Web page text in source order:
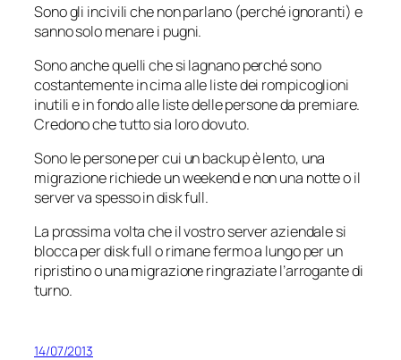
Sono gli incivili che non parlano (perché ignoranti) e
sanno solo menare i pugni.
Sono anche quelli che si lagnano perché sono
costantemente in cima alle liste dei rompicoglioni
inutili e in fondo alle liste delle persone da premiare.
Credono che tutto sia loro dovuto.
Sono le persone per cui un backup è lento, una
migrazione richiede un weekend e non una notte o il
server va spesso in disk full.
La prossima volta che il vostro server aziendale si
blocca per disk full o rimane fermo a lungo per un
ripristino o una migrazione ringraziate l’arrogante di
turno.
14/07/2013